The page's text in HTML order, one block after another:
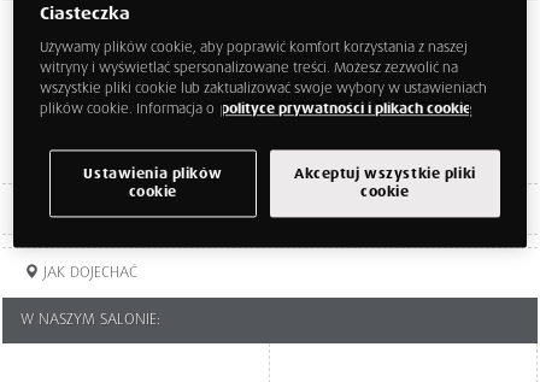
Piaseczno
mazowieckie
05-500
JAK DOJECHAĆ
W NASZYM SALONIE:
Ciasteczka
Używamy plików cookie, aby poprawić komfort korzystania z naszej
witryny i wyświetlać spersonalizowane treści. Możesz zezwolić na
wszystkie pliki cookie lub zaktualizować swoje wybory w ustawieniach
plików cookie. Informacja o polityce prywatności i plikach cookie
Akceptuj wszystkie pliki
cookie
Ustawienia plików
cookie